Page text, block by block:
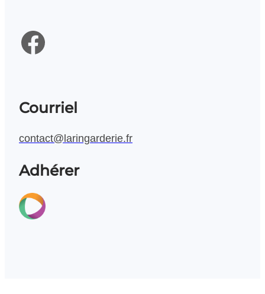
Facebook
Courriel
contact@laringarderie.fr
Adhérer